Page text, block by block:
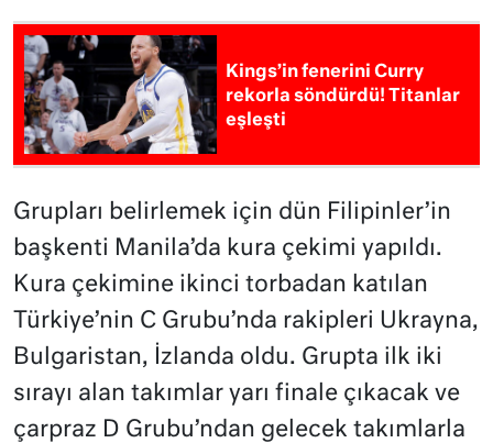
Kings’in fenerini Curry
rekorla söndürdü! Titanlar
eşleşti
Grupları belirlemek için dün Filipinler’in
başkenti Manila’da kura çekimi yapıldı.
Kura çekimine ikinci torbadan katılan
Türkiye’nin C Grubu’nda rakipleri Ukrayna,
Bulgaristan, İzlanda oldu. Grupta ilk iki
sırayı alan takımlar yarı finale çıkacak ve
çarpraz D Grubu’ndan gelecek takımlarla